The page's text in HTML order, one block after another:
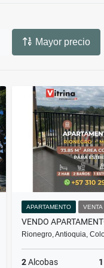
Mayor precio
APARTAMENTO VENTA
Rionegro, Antioquia,
2Alcobas 1